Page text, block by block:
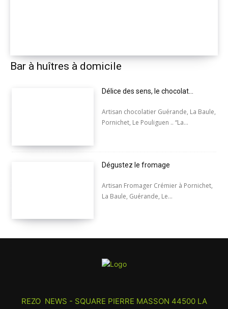
Bar à huîtres à domicile
Délice des sens, le chocolat…
Artisan chocolatier Guérande, La Baule,
Pornichet, Le Pouliguen .. “La...
Dégustez le fromage
Artisan Fromager Crémier à Pornichet,
La Baule, Guérande, Le...
REZO NEWS - SQUARE PIERRE MASSON 44500 LA